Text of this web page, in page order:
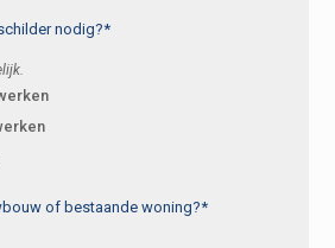
nodig?*
of bestaande woning?*